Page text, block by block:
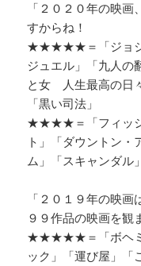
「２０２０年の映
すからね！
★★★★★＝「ジョジ
ジュエル」「九人の
と女 人生最高の日
「黒い司法」
★★★★＝「フィッシ
ト」「ダウントン
ム」「スキャンダル」
「２０１９年の映
９９作品の映画を観
★★★★★＝「ボヘミ
ック」「運び屋」